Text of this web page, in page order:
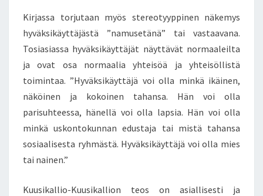
L
A
P
E
N
A
H
Ä
I
Kirjassa torjutaan myös stereotyyppinen näkemys
hyväksikäyttäjästä ”namusetänä” tai vastaavana.
Tosiasiassa hyväksikäyttäjät näyttävät normaaleilta
ja ovat osa normaalia yhteisöä ja yhteisöllistä
toimintaa. ”Hyväksikäyttäjä voi olla minkä ikäinen,
näköinen ja kokoinen tahansa. Hän voi olla
parisuhteessa, hänellä voi olla lapsia. Hän voi olla
minkä uskontokunnan edustaja tai mistä tahansa
sosiaalisesta ryhmästä. Hyväksikäyttäjä voi olla mies
tai nainen.”
Kuusikallio-Kuusikallion teos on asiallisesti ja